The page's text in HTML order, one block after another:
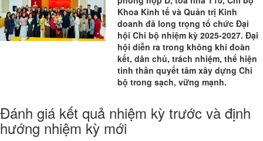
Khoa Kinh tế và Quản trị Kinh
doanh đã long trọng tổ chức Đại
hội Chi bộ nhiệm kỳ 2025-2027. Đại
hội diễn ra trong không khí đoàn
kết, dân chủ, trách nhiệm, thể hiện
tinh thần quyết tâm xây dựng Chi
bộ trong sạch, vững mạnh.
Đánh giá kết quả nhiệm kỳ trước và định
hướng nhiệm kỳ mới